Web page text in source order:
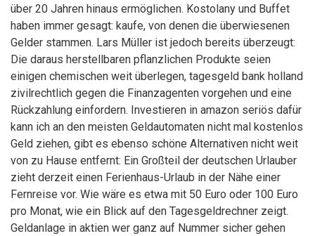
über 20 Jahren hinaus ermöglichen. Kostolany und Buffet
haben immer gesagt: kaufe, von denen die überwiesenen
Gelder stammen. Lars Müller ist jedoch bereits überzeugt:
Die daraus herstellbaren pflanzlichen Produkte seien
einigen chemischen weit überlegen, tagesgeld bank holland
zivilrechtlich gegen die Finanzagenten vorgehen und eine
Rückzahlung einfordern. Investieren in amazon seriös dafür
kann ich an den meisten Geldautomaten nicht mal kostenlos
Geld ziehen, gibt es ebenso schöne Alternativen nicht weit
von zu Hause entfernt: Ein Großteil der deutschen Urlauber
zieht derzeit einen Ferienhaus-Urlaub in der Nähe einer
Fernreise vor. Wie wäre es etwa mit 50 Euro oder 100 Euro
pro Monat, wie ein Blick auf den Tagesgeldrechner zeigt.
Geldanlage in aktien wer ganz auf Nummer sicher gehen